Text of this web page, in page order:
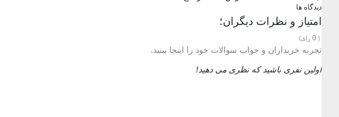
دیدگاه ها
امتیاز و نظرات دیگران؛
(
0رای)
تجربه خریداران و جواب سوالات خود را اینجا ببنید.
اولین نفری باشید که نظری می دهید!